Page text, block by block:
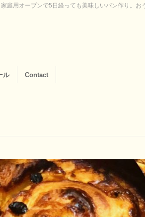
庭用オーブンで5日経っても美味しいパン作り。
ル Contact